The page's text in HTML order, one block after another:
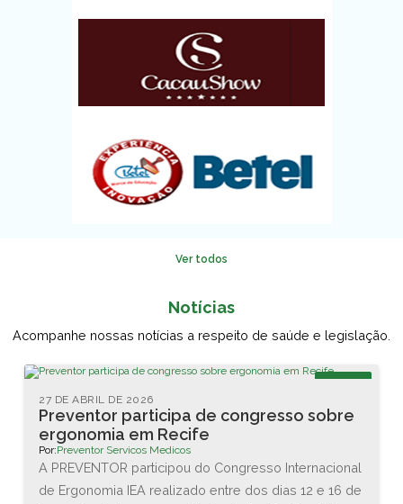
Ver todos
Notícias
Acompanhe nossas notícias a respeito de saúde e legislação.
Preventor participa de congresso sobre
ergonomia em Recife
27 DE ABRIL DE 2026
Por:Preventor Servicos Medicos
A PREVENTOR participou do Congresso Internacional
de Ergonomia IEA realizado entre dos dias 12 e 16 de